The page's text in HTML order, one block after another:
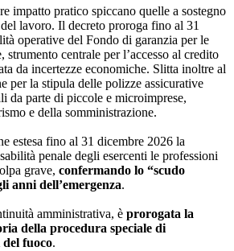
impatto pratico spiccano quelle a sostegno
lavoro. Il decreto proroga fino al 31
operative del Fondo di garanzia per le
strumento centrale per l’accesso al credito
da incertezze economiche. Slitta inoltre al
per la stipula delle polizze assicurative
da parte di piccole e microimprese,
e della somministrazione.
estesa fino al 31 dicembre 2026 la
penale degli esercenti le professioni
grave, confermando lo “scudo
anni dell’emergenza.
amministrativa, è prorogata la
della procedura speciale di
fuoco.